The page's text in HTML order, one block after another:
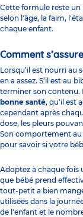
Cette formule reste un
selon l'âge, la faim,
chaque enfant.
Comment
Lorsqu’il est nourri au
en a assez. S’il est au
terminer son contenu.
bonne santé, qu'il est
cependant après
dose, les pleurs
Son comportement
pour savoir si votre
Adoptez à chaque fois
que bébé prend
tout-petit a bien
utilisées dans la
de l'enfant et le